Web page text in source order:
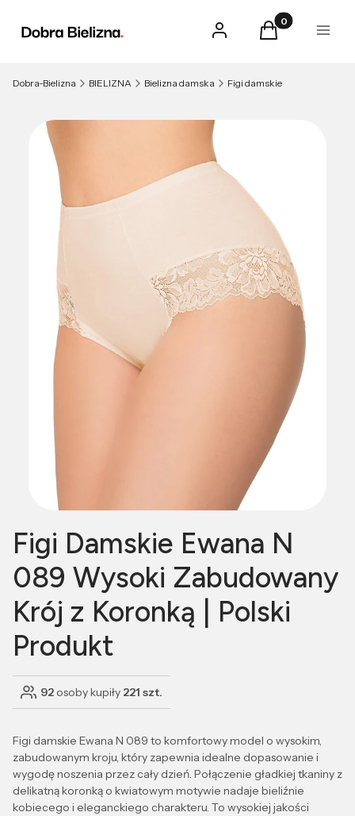
Zaloguj sięProdukty w
Koszyk Menu
Dobra-Bielizna BIELIZNA Bielizna damska Figi damskie
Figi Damskie Ewana N
089 Wysoki Zabudowany
Krój z Koronką | Polski
Produkt
92 osoby kupiły 221 szt.
Figi damskie Ewana N 089 to komfortowy model o wysokim,
zabudowanym kroju, który zapewnia idealne dopasowanie i
wygodę noszenia przez cały dzień. Połączenie gładkiej tkaniny z
delikatną koronką o kwiatowym motywie nadaje bieliźnie
kobiecego i eleganckiego charakteru. To wysokiej jakości